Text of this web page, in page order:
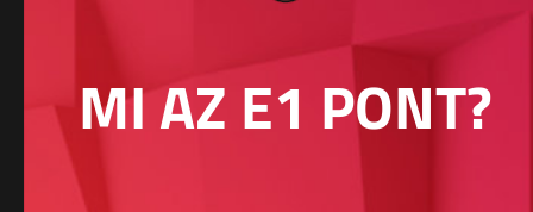
MI AZ E1 PONT?